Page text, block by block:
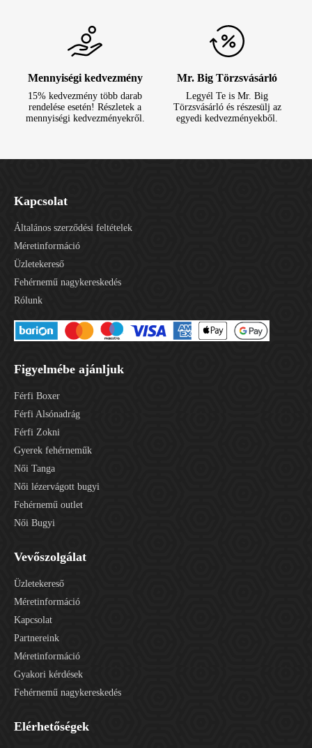
Mennyiségi kedvezmény
15% kedvezmény több darab
rendelése esetén! Részletek a
mennyiségi kedvezményekről.
Mr. Big Törzsvásárló
Legyél Te is Mr. Big
Törzsvásárló és részesülj az
egyedi kedvezményekből.
Kapcsolat
Általános szerződési feltételek
Méretinformáció
Üzletekereső
Fehérnemű nagykereskedés
Rólunk
Figyelmébe ajánljuk
Férfi Boxer
Férfi Alsónadrág
Férfi Zokni
Gyerek fehérneműk
Női Tanga
Női lézervágott bugyi
Fehérnemű outlet
Női Bugyi
Vevőszolgálat
Üzletekereső
Méretinformáció
Kapcsolat
Partnereink
Méretinformáció
Gyakori kérdések
Fehérnemű nagykereskedés
Elérhetőségek